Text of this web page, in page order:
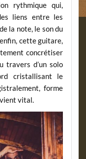
rythmique qui,
liens entre les
la note, le son du
cette guitare,
concrétiser
travers d’un solo
cristallisant le
forme
vital.